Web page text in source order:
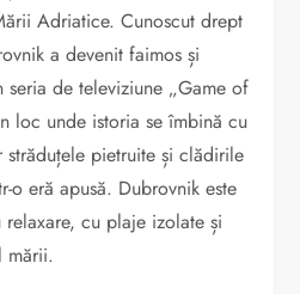
Adriatice. Cunoscut drept
a devenit faimos și
de televiziune „Game of
loc unde istoria se îmbină cu
străduțele pietruite și clădirile
o eră apusă. Dubrovnik este
cu plaje izolate și
mării.